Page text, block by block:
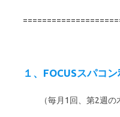
１、FOCUSスパコ
（毎月1回、第2週の木